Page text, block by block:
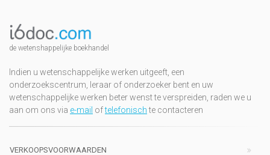
de wetenshappelijke boekhandel
Indien u wetenschappelijke werken uitgeeft, een
onderzoekscentrum, leraar of onderzoeker bent en uw
wetenschappelijke werken beter wenst te verspreiden, raden we u
aan om ons via e-mail oftelefonischte contacteren
VERKOOPSVOORWAARDEN